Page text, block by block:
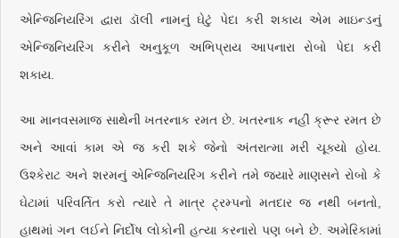
એન્જિનિયરિંગ દ્વારા ડૉલી નામનું ઘેટું પેદા કરી શકાય એમ માઇન્ડનું
એન્જિનિયરિંગ કરીને અનુકૂળ અભિપ્રાય આપનારા રોબો પેદા કરી
શકાય.
આ માનવસમાજ સાથેની ખતરનાક રમત છે. ખતરનાક નહીં ક્રૂર રમત છે
અને આવાં કામ એ જ કરી શકે જેનો અંતરાત્મા મરી ચૂક્યો હોય.
ઉશ્કેરાટ અને શરમનું એન્જિનિયરિંગ કરીને તમે જ્યારે માણસને રોબો કે
ઘેટામાં પરિવર્તિત કરો ત્યારે તે માત્ર ટ્રમ્પનો મતદાર જ નથી બનતો,
હાથમાં ગન લઈને નિર્દોષ લોકોની હત્યા કરનારો પણ બને છે. અમેરિકામાં